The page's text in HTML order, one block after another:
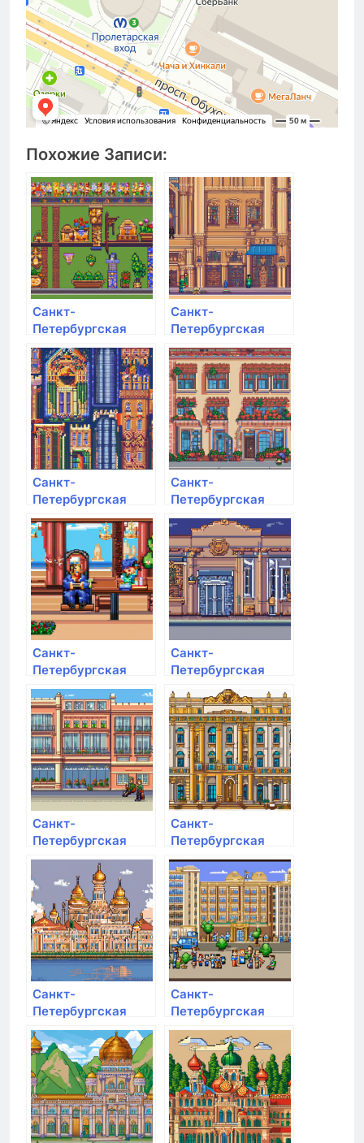
Похожие Записи:
Санкт-
Петербургская
Юридическая
Академия
Санкт-
Петербургская
Юридическая
Академия
Санкт-
Петербургская
Юридическая
Академия
Санкт-
Петербургская
государственная
художественно-
промышленная
академия им. А.Л.
Штиглица
Санкт-
Петербургская
академия
художеств им.
Ильи Репина
Санкт-
Петербургская
академия
следственного
комитета
Санкт-
Петербургская
государственная
художественно-
промышленная
академия им. А.Л.
Штиглица
Санкт-
Петербургская
академия
художеств им.
Ильи Репина
Санкт-
Петербургская
академия милиции
им. Н.А. Щёлокова
Санкт-
Петербургская
государственная
художественно-
промышленная
академия им. А.Л.
Штиглица